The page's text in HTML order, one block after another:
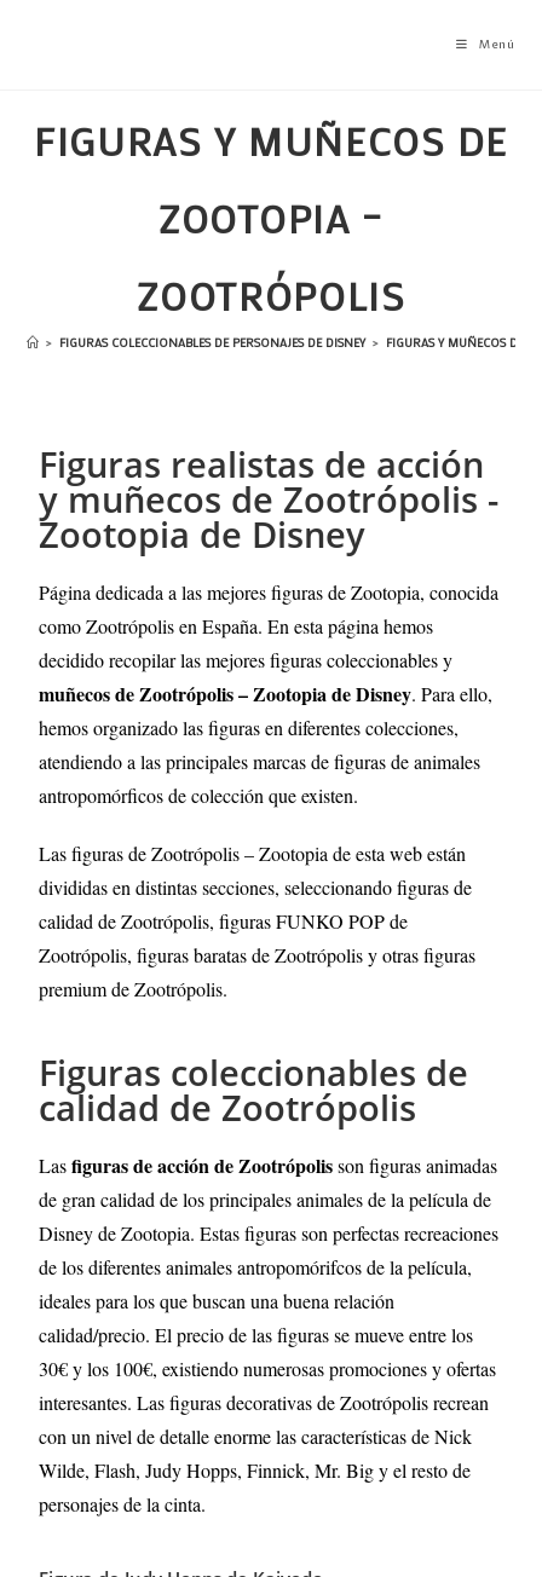
Menú
FIGURAS Y MUÑECOS DE
ZOOTOPIA –
ZOOTRÓPOLIS
> FIGURAS COLECCIONABLES DE PERSONAJES DE DISNEY > FIGURAS Y MUÑECOS DE
Figuras realistas de acción
y muñecos de Zootrópolis -
Zootopia de Disney
Página dedicada a las mejores figuras de Zootopia, conocida
como Zootrópolis en España. En esta página hemos
decidido recopilar las mejores figuras coleccionables y
muñecos de Zootrópolis – Zootopia de Disney. Para ello,
hemos organizado las figuras en diferentes colecciones,
atendiendo a las principales marcas de figuras de animales
antropomórficos de colección que existen.
Las figuras de Zootrópolis – Zootopia de esta web están
divididas en distintas secciones, seleccionando figuras de
calidad de Zootrópolis, figuras FUNKO POP de
Zootrópolis, figuras baratas de Zootrópolis y otras figuras
premium de Zootrópolis.
Figuras coleccionables de
calidad de Zootrópolis
Lasfiguras de acción deZootrópolis son figuras animadas
de gran calidad de los principales animales de la película de
Disney de Zootopia. Estas figuras son perfectas recreaciones
de los diferentes animales antropomórifcos de la película,
ideales para los que buscan una buena relación
calidad/precio. El precio de las figuras se mueve entre los
30€ y los 100€, existiendo numerosas promociones y ofertas
interesantes. Las figuras decorativas deZootrópolisrecrean
con un nivel de detalle enorme las características de Nick
Wilde, Flash, Judy Hopps, Finnick, Mr. Big y el resto de
personajes de la cinta.